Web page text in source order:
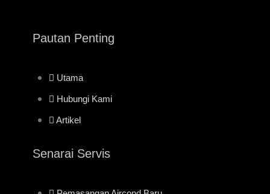
Pautan Penting
Utama
Hubungi Kami
Artikel
Senarai Servis